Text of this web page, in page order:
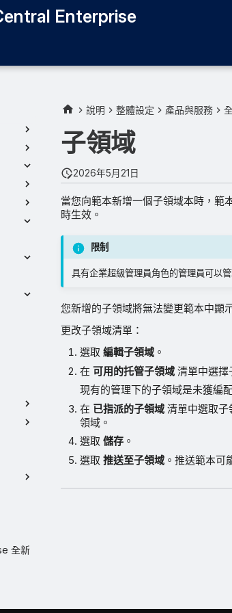
Enterprise
全新
說明 整體設定 產品與服務
子領域
2026年5月21日
當您向範本新增一個子領域本時，範
時生效。
限制
具有企業超級管理員角色的管理員可以
您新增的子領域將無法變更範本中顯
更改子領域清單：
選取編輯子領域 。
在可用的托管子領域 清單中選擇
現有的管理下的子領域是未獲編
在 已指派的子領域 清單中選取
領域。
選取儲存 。
選取推送至子領域 。推送範本